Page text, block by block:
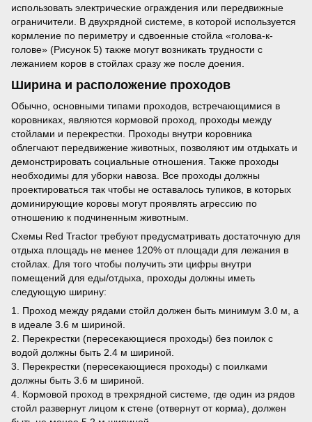
использовать электрические ограждения или передвижные
ограничители. В двухрядной системе, в которой используется
кормление по периметру и сдвоенные стойла «голова-к-
голове» (Рисунок 5) также могут возникать трудности с
лежанием коров в стойлах сразу же после доения.
Ширина и расположение проходов
Обычно, основными типами проходов, встречающимися в
коровниках, являются кормовой проход, проходы между
стойлами и перекрестки. Проходы внутри коровника
облегчают передвижение животных, позволяют им отдыхать и
демонстрировать социальные отношения. Также проходы
необходимы для уборки навоза. Все проходы должны
проектироваться так чтобы не оставалось тупиков, в которых
доминирующие коровы могут проявлять агрессию по
отношению к подчиненным животным.
Схемы Red Tractor требуют предусматривать достаточную для
отдыха площадь не менее 120% от площади для лежания в
стойлах. Для того чтобы получить эти цифры внутри
помещений для еды/отдыха, проходы должны иметь
следующую ширину:
1. Проход между рядами стойл должен быть минимум 3.0 м, а
в идеале 3.6 м шириной.
2. Перекрестки (пересекающиеся проходы) без поилок с
водой должны быть 2.4 м шириной.
3. Перекрестки (пересекающиеся проходы) с поилками
должны быть 3.6 м шириной.
4. Кормовой проход в трехрядной системе, где один из рядов
стойл развернут лицом к стене (отвернут от корма), должен